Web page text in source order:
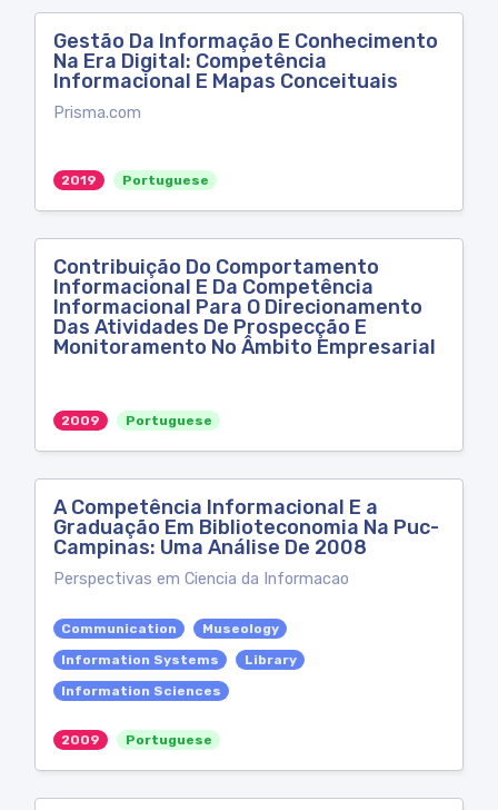
Gestão Da Informação E Conhecimento
Na Era Digital: Competência
Informacional E Mapas Conceituais
Prisma.com
2019 Portuguese
Contribuição Do Comportamento
Informacional E Da Competência
Informacional Para O Direcionamento
Das Atividades De Prospecção E
Monitoramento No Âmbito Empresarial
2009 Portuguese
A Competência Informacional E a
Graduação Em Biblioteconomia Na Puc-
Campinas: Uma Análise De 2008
Perspectivas em Ciencia da Informacao
Communication
Museology
Information Systems
Library
Information Sciences
2009 Portuguese